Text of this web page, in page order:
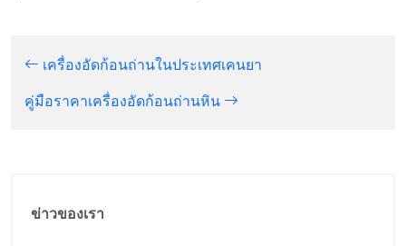
ข่าวของเรา
เครื่องอัดก้อนถ่านในประเทศเคนยา
คู่มือราคาเครื่องอัดก้อนถ่านหิน